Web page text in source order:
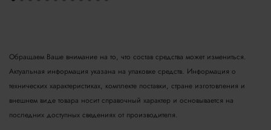
Обращаем Ваше внимание на то, что состав средства может измениться.
Актуальная информация указана на упаковке средств. Информация о
технических характеристиках, комплекте поставки, стране изготовления и
внешнем виде товара носит справочный характер и основывается на
последних доступных сведениях от производителя.